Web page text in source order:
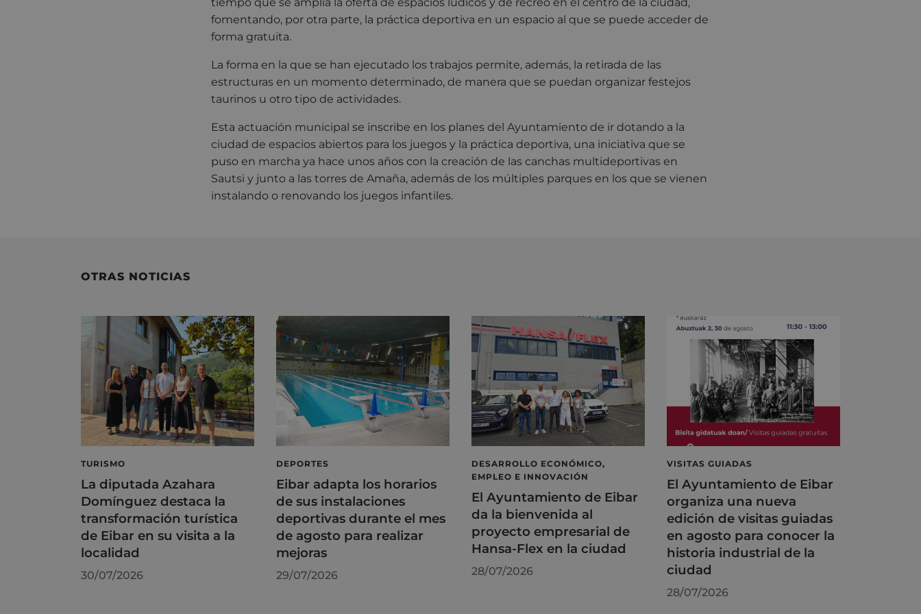
fomentando, por otra parte, la práctica deportiva en un espacio al que se puede acceder de
forma gratuita.
La forma en la que se han ejecutado los trabajos permite, además, la retirada de las
estructuras en un momento determinado, de manera que se puedan organizar festejos
taurinos u otro tipo de actividades.
Esta actuación municipal se inscribe en los planes del Ayuntamiento de ir dotando a la
ciudad de espacios abiertos para los juegos y la práctica deportiva, una iniciativa que se
puso en marcha ya hace unos años con la creación de las canchas multideportivas en
Sautsi y junto a las torres de Amaña, además de los múltiples parques en los que se vienen
instalando o renovando los juegos infantiles.
OTRAS NOTICIAS
TURISMO
La diputada Azahara
Domínguez destaca la
transformación turística
de Eibar en su visita a la
localidad
30/07/2026
DEPORTES
Eibar adapta los horarios
de sus instalaciones
deportivas durante el mes
de agosto para realizar
mejoras
29/07/2026
DESARROLLO ECONÓMICO,
EMPLEO E INNOVACIÓN
El Ayuntamiento de Eibar
da la bienvenida al
proyecto empresarial de
Hansa-Flex en la ciudad
28/07/2026
VISITAS GUIADAS
El Ayuntamiento de Eibar
organiza una nueva
edición de visitas guiadas
en agosto para conocer la
historia industrial de la
ciudad
28/07/2026